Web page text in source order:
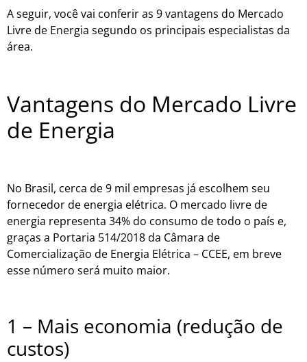
A seguir, você vai conferir as 9 vantagens do Mercado
Livre de Energia segundo os principais especialistas da
área.
Vantagens do Mercado Livre
de Energia
No Brasil, cerca de 9 mil empresas já escolhem seu
fornecedor de energia elétrica. O mercado livre de
energia representa 34% do consumo de todo o país e,
graças a Portaria 514/2018 da Câmara de
Comercialização de Energia Elétrica – CCEE, em breve
esse número será muito maior.
1 – Mais economia (redução de
custos)